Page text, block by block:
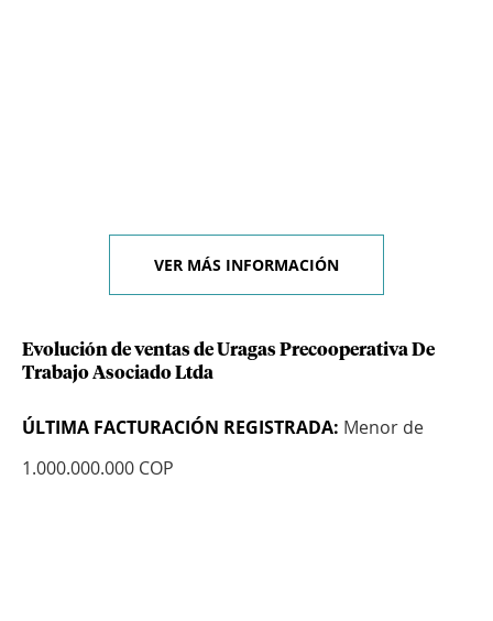
VER MÁS INFORMACIÓN
Evolución de ventas de Uragas Precooperativa De
Trabajo Asociado Ltda
ÚLTIMA FACTURACIÓN REGISTRADA: Menor de
1.000.000.000 COP